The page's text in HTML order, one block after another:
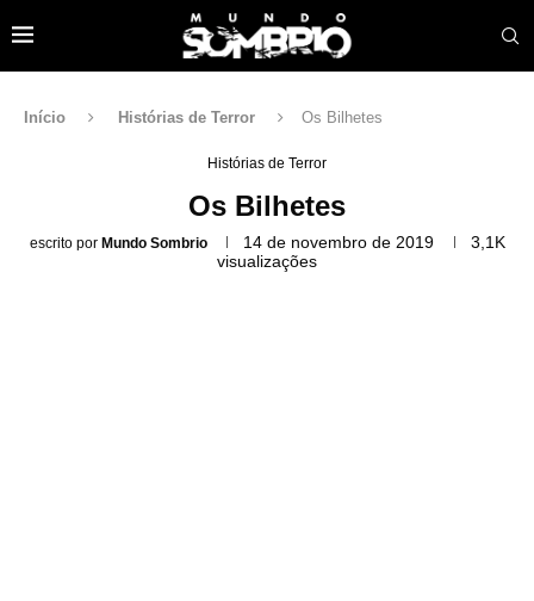
Início Histórias de Terror Os Bilhetes
Histórias de Terror
Os Bilhetes
escrito por Mundo Sombrio 14 de novembro de 2019
3,1K
visualizações